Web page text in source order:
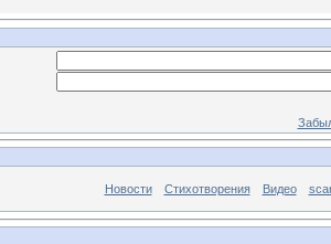
Новости Стихотворения Видео